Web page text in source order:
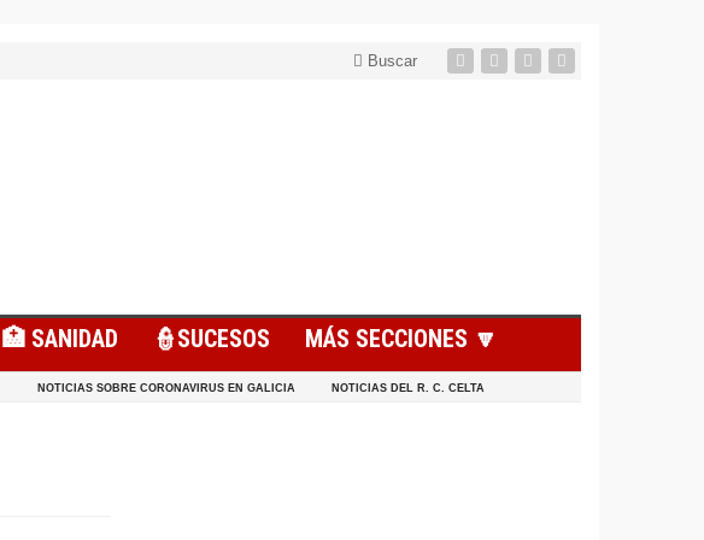
Buscar
🏥 SANIDAD 👮SUCESOS MÁS SECCIONES 🔽
NOTICIAS SOBRE CORONAVIRUS EN GALICIA NOTICIAS DEL R. C. CELTA